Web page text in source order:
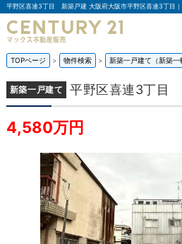
TOPページ 物件検索 新築一戸建て（新築一
新築一戸建て 平野区喜連3丁目
4,580万円